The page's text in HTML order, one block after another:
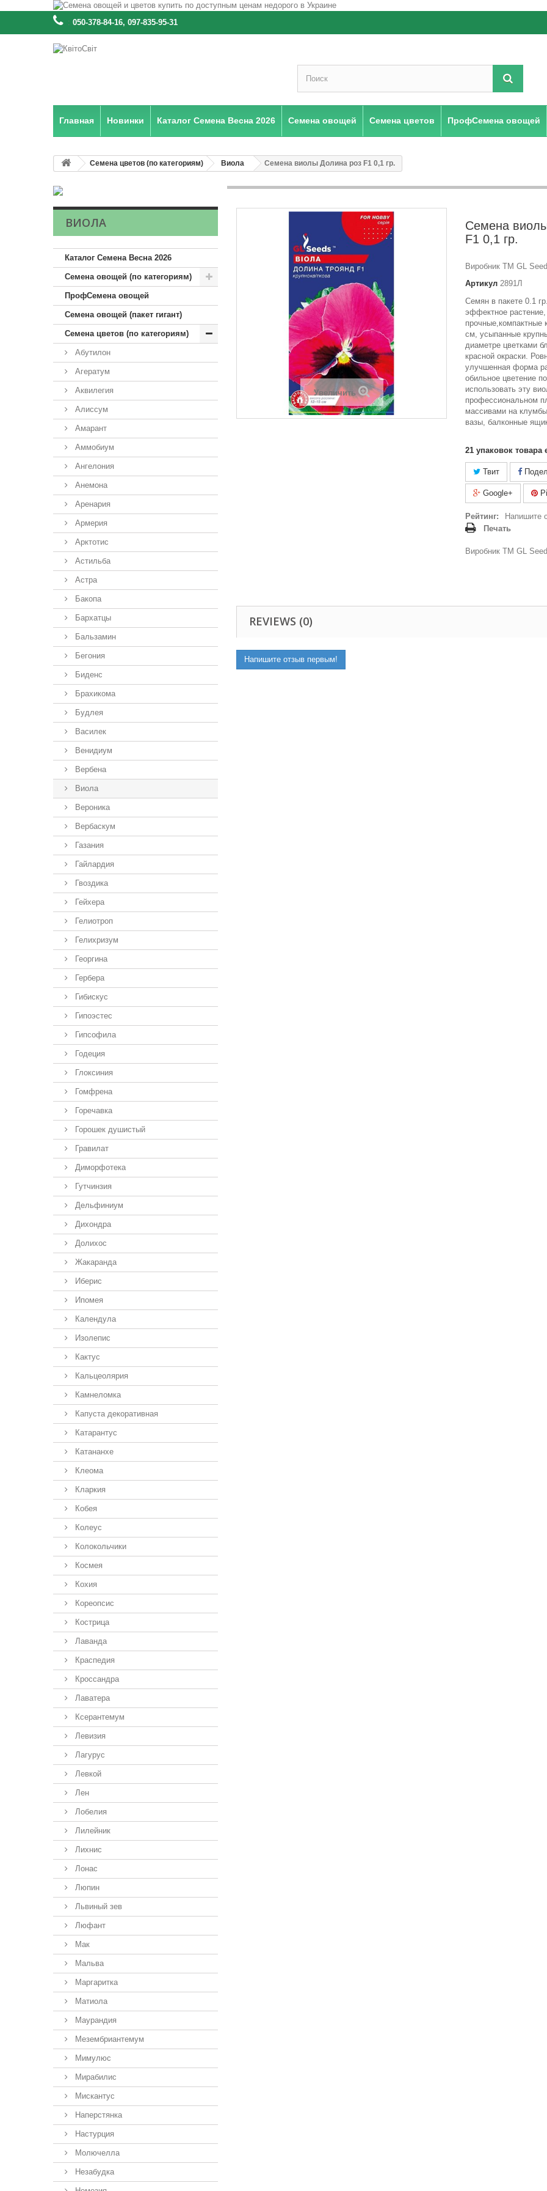
: 050-378-84-16, 097-835-95-31
Главная Новинки Каталог Семена Весна 2026 Семена овощей Семена цветов ПрофСемена овощей
Семена цветов (по категориям) Виола Семена виолы Долина роз F1 0,1 гр.
ВИОЛА
Каталог Семена Весна 2026
Семена овощей (по категориям)
ПрофСемена овощей
Семена овощей (пакет гигант)
Семена цветов (по категориям)
Абутилон
Агератум
Аквилегия
Алиссум
Амарант
Аммобиум
Ангелония
Анемона
Аренария
Армерия
Арктотис
Астильба
Астра
Бакопа
Бархатцы
Бальзамин
Бегония
Биденс
Брахикома
Будлея
Василек
Венидиум
Вербена
Виола
Вероника
Вербаскум
Газания
Гайлардия
Гвоздика
Гейхера
Гелиотроп
Гелихризум
Георгина
Гербера
Гибискус
Гипоэстес
Гипсофила
Годеция
Глоксиния
Гомфрена
Горечавка
Горошек душистый
Гравилат
Диморфотека
Гутчинзия
Дельфиниум
Дихондра
Долихос
Жакаранда
Иберис
Ипомея
Календула
Изолепис
Кактус
Кальцеолярия
Камнеломка
Капуста декоративная
Катарантус
Катананхе
Клеома
Кларкия
Кобея
Колеус
Колокольчики
Космея
Кохия
Кореопсис
Кострица
Лаванда
Краспедия
Кроссандра
Лаватера
Ксерантемум
Левизия
Лагурус
Левкой
Лен
Лобелия
Лилейник
Лихнис
Лонас
Люпин
Львиный зев
Люфант
Мак
Мальва
Маргаритка
Матиола
Маурандия
Мезембриантемум
Мимулюс
Мирабилис
Мискантус
Наперстянка
Настурция
Молючелла
Незабудка
Увеличить
Семена
F1 0,1 гр.
Виробник ТМ GL
Артикул 2891Л
Семян в пакете 0.1
эффектное
прочные,компактные
см, усыпанные
диаметре цветками
красной окраски.
улучшенная форма
обильное цветение
использовать эту
профессиональном
массивами на
вазы, балконные
21 упаковок товара
Твит
Google+
Рейтинг:
Напишите
Печать
Виробник ТМ GL
REVIEWS (0)
Напишите отзыв первым!